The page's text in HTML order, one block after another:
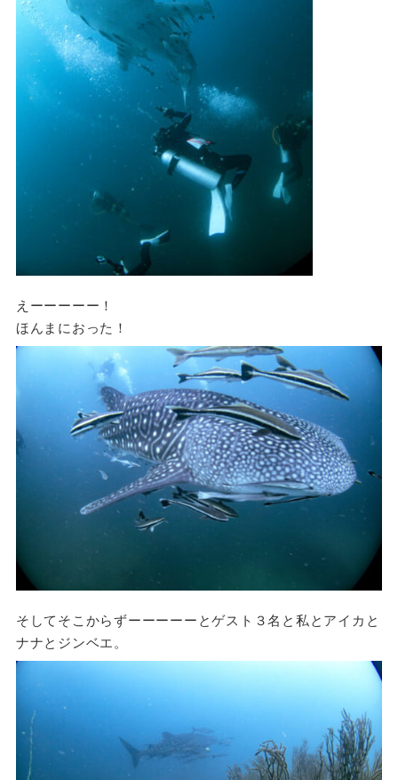
えーーーーー！
ほんまにおった！
そしてそこからずーーーーーとゲスト３名と私とアイカと
ナナとジンベエ。